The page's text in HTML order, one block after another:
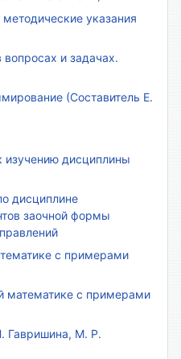
указания
и задачах.
(Составитель Е.
изучению дисциплины
дисциплине
заочной формы
с примерами
математике с примерами
Гавришина, М. Р.